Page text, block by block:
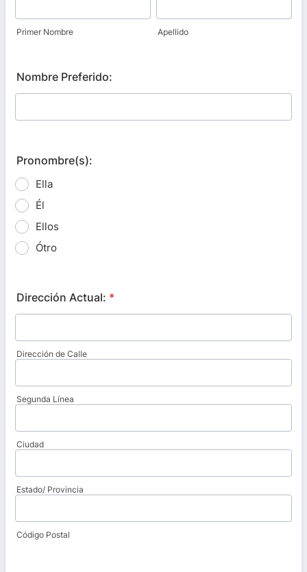
Primer Nombre Apellido
Nombre Preferido:
Pronombre(s):
Ella
Él
Ellos
Ótro
Dirección Actual: *
Dirección de Calle
Segunda Línea
Ciudad
Estado/ Provincia
Código Postal